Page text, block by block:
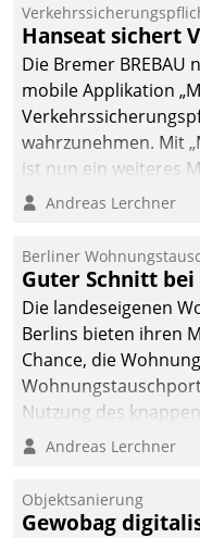
Datatrain. Die
Wohnungsbau- und
Immobilien GmbH
sich dabei für den
der Lösung über die
Cloud Platform
entschieden - als
Unternehmen am
Hanseat sichert
Die Bremer
mobile Applikation
wahrzunehmen. Mit
ist nun ein weiteres
Einsatz.
Andreas Lerchner
Berliner
Guter Schnitt
Die landeseigenen
Berlins bieten ihren
Chance, die
Nutzung des
Anwendungsfall für
Unternehmen.
Andreas Lerchner
Objektsanierung
Gewobag